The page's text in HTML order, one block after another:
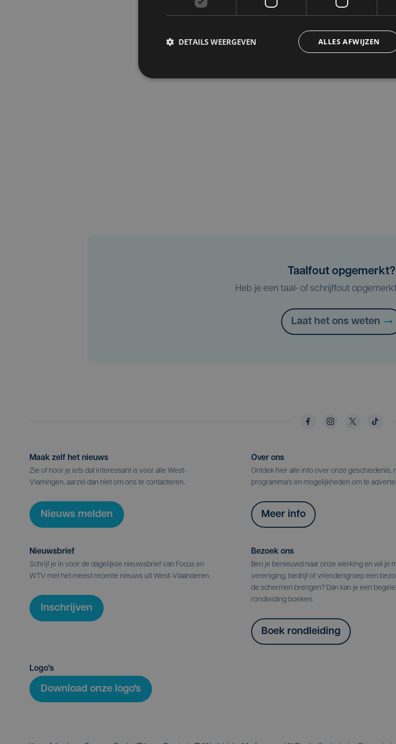
Taalfout opgemerkt?
Heb je een taal- of schrijffout
Laat het ons weten
Maak zelf het nieuws
Zie of hoor je iets dat interessant is voor alle West-
Vlamingen, aarzel dan niet om ons te contacteren.
Nieuws melden
Over ons
Ontdek hier alle info over onze geschiedenis,
programma's en mogelijkheden om te
Meer info
Nieuwsbrief
Schrijf je in voor de dagelijkse nieuwsbrief van Focus en
WTV met het meest recente nieuws uit West-Vlaanderen.
Inschrijven
Bezoek ons
Ben je benieuwd naar onze werking en wil je
vereniging, bedrijf of vriendengroep een
de schermen brengen? Dan kan je een
rondleiding boeken.
Boek rondleiding
Logo's
Download onze logo's
ALLES AFWIJZEN
DETAILS WEERGEVEN